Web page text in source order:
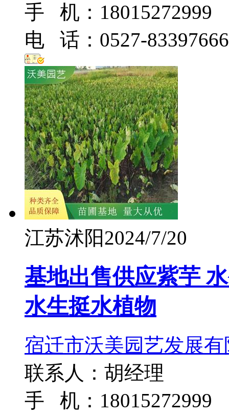
手 机：18015272999
电 话：0527-83397666
江苏沭阳2024/7/20
基地出售供应紫芋
水生挺水植物
宿迁市沃美园艺发展
联系人：胡经理
手 机：18015272999